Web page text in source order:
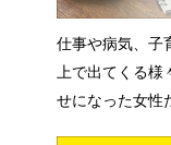
仕事や病気、子
上で出てくる
せになった女性